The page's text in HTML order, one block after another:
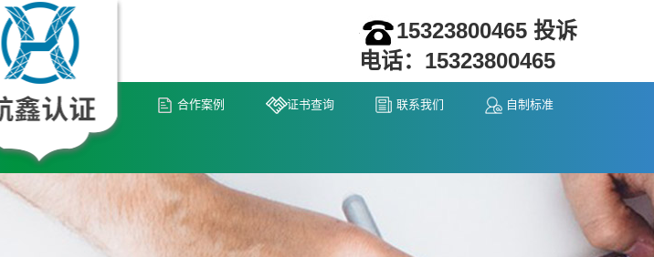
15323800465 投诉
电话：15323800465
合作案例 证书查询 联系我们 自制标准